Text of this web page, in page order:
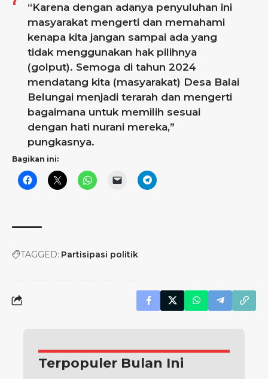
“Karena dengan adanya penyuluhan ini
masyarakat mengerti dan memahami
kenapa kita jangan sampai ada yang
tidak menggunakan hak pilihnya
(golput). Semoga di tahun 2024
mendatang kita (masyarakat) Desa Balai
Belungai menjadi terarah dan mengerti
bagaimana untuk memilih sesuai
dengan hati nurani mereka,”
pungkasnya.
Bagikan ini:
TAGGED: Partisipasi politik
Terpopuler Bulan Ini